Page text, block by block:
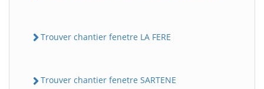
Trouver chantier fenetre LA FERE
Trouver chantier fenetre SARTENE